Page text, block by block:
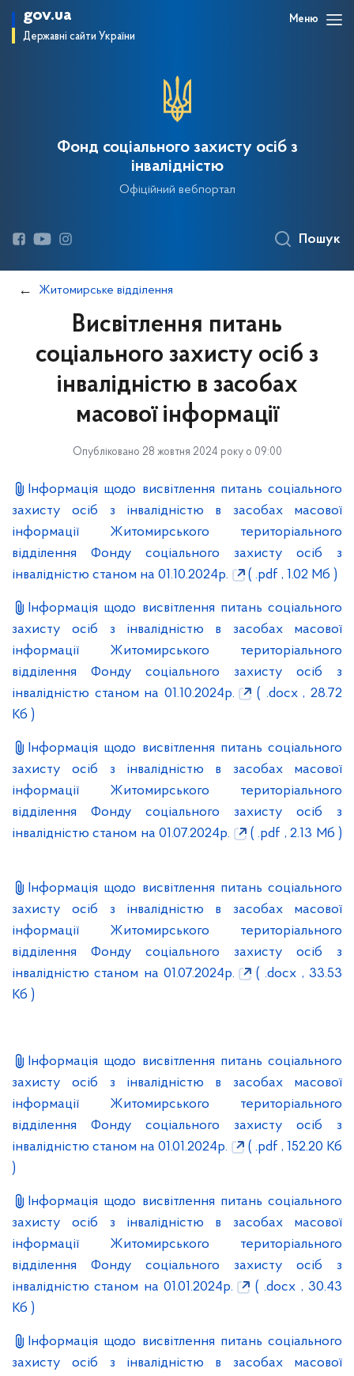
gov.ua
Державні сайти України
Меню
Фонд соціального захисту осіб з
інвалідністю
Офіційний вебпортал
Пошук
Житомирське відділення
Висвітлення питань
соціального захисту осіб з
інвалідністю в засобах
масової інформації
Опубліковано 28 жовтня 2024 року о 09:00
Інформація щодо висвітлення питань соціального
захисту осіб з інвалідністю в засобах масової
інформації Житомирського територіального
відділення Фонду соціального захисту осіб з
інвалідністю станом на 01.10.2024р.
( .pdf , 1.02 Мб )
Інформація щодо висвітлення питань соціального
захисту осіб з інвалідністю в засобах масової
інформації Житомирського територіального
відділення Фонду соціального захисту осіб з
інвалідністю станом на 01.10.2024р.
( .docx , 28.72
Кб )
Інформація щодо висвітлення питань соціального
захисту осіб з інвалідністю в засобах масової
інформації Житомирського територіального
відділення Фонду соціального захисту осіб з
інвалідністю станом на 01.07.2024р.
( .pdf , 2.13 Мб )
Інформація щодо висвітлення питань соціального
захисту осіб з інвалідністю в засобах масової
інформації Житомирського територіального
відділення Фонду соціального захисту осіб з
інвалідністю станом на 01.07.2024р.
( .docx , 33.53
Кб )
Інформація щодо висвітлення питань соціального
захисту осіб з інвалідністю в засобах масової
інформації Житомирського територіального
відділення Фонду соціального захисту осіб з
інвалідністю станом на 01.01.2024р.
( .pdf , 152.20 Кб
)
Інформація щодо висвітлення питань соціального
захисту осіб з інвалідністю в засобах масової
інформації Житомирського територіального
відділення Фонду соціального захисту осіб з
інвалідністю станом на 01.01.2024р.
( .docx , 30.43
Кб )
Інформація щодо висвітлення питань соціального
захисту осіб з інвалідністю в засобах масової